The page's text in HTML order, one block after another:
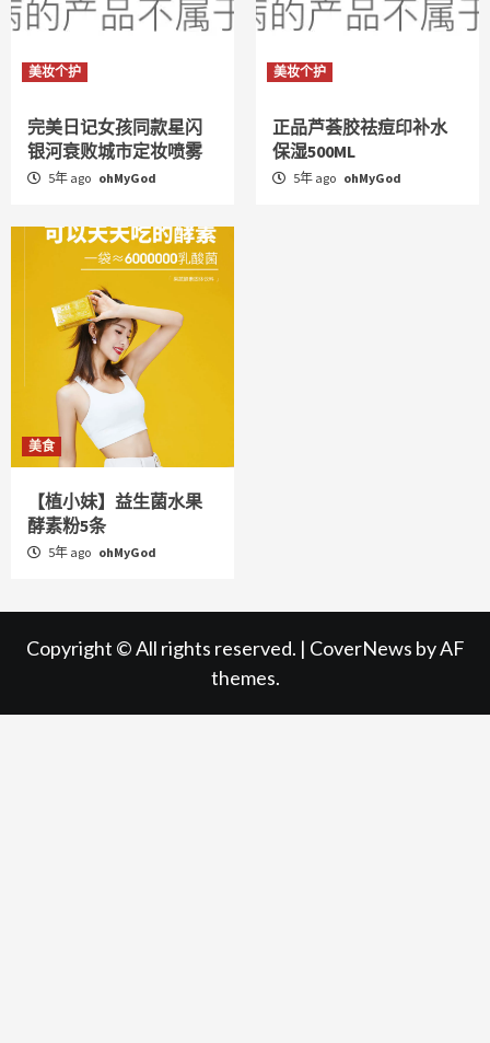
美妆个护
完美日记女孩同款星闪
银河衰败城市定妆喷雾
5年 ago ohMyGod
美妆个护
正品芦荟胶祛痘印补水
保湿500ML
5年 ago ohMyGod
美食
【植小妹】益生菌水果
酵素粉5条
5年 ago ohMyGod
Copyright © All rights reserved. | CoverNews by AF
themes.